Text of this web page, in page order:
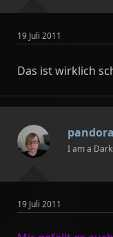
19 Juli 2011
Das ist wirklich
I am a
19 Juli 2011